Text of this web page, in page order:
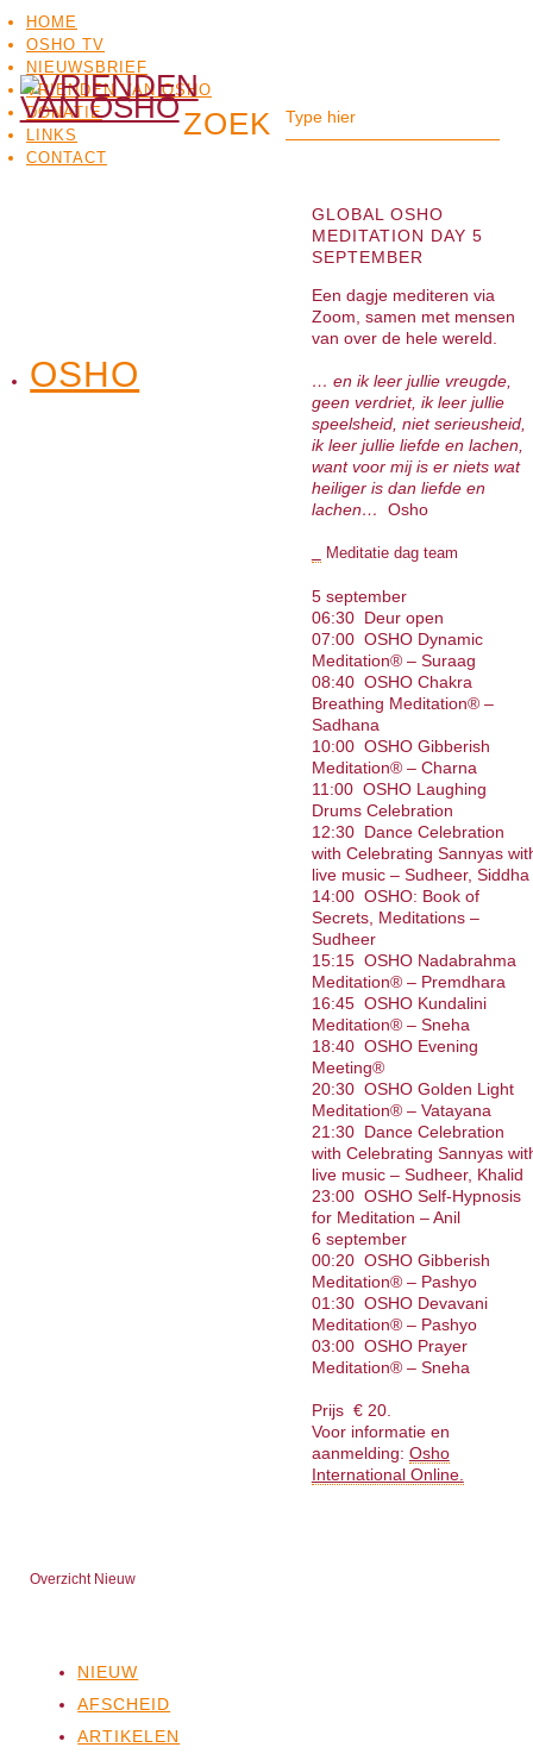
HOME
OSHO TV
NIEUWSBRIEF
VRIENDEN VAN OSHO
DONATIE
LINKS
CONTACT
OSHOOSHO MEDITATIE
GLOBAL OSHO
MEDITATION DAY 5
SEPTEMBER
Een dagje mediteren via
Zoom, samen met mensen
van over de hele wereld.
… en ik leer jullie vreugde,
geen verdriet, ik leer jullie
speelsheid, niet serieusheid,
ik leer jullie liefde en lachen,
want voor mij is er niets wat
heiliger is dan liefde en
lachen… Osho
Meditatie dag team
5 september
06:30 Deur open
07:00 OSHO Dynamic
Meditation® – Suraag
08:40 OSHO Chakra
Breathing Meditation® –
Sadhana
10:00 OSHO Gibberish
Meditation® – Charna
11:00 OSHO Laughing
Drums Celebration
12:30 Dance Celebration
with Celebrating Sannyas
live music – Sudheer, Siddha
14:00 OSHO: Book of
Secrets, Meditations –
Sudheer
15:15 OSHO Nadabrahma
Meditation® – Premdhara
16:45 OSHO Kundalini
Meditation® – Sneha
18:40 OSHO Evening
Meeting®
20:30 OSHO Golden Light
Meditation® – Vatayana
21:30 Dance Celebration
with Celebrating Sannyas
live music – Sudheer, Khalid
23:00 OSHO Self-Hypnosis
for Meditation – Anil
6 september
00:20 OSHO Gibberish
Meditation® – Pashyo
01:30 OSHO Devavani
Meditation® – Pashyo
03:00 OSHO Prayer
Meditation® – Sneha
Prijs € 20.
Voor informatie en
aanmelding: Osho
International Online.
Overzicht Nieuw
NIEUW
AFSCHEID
ARTIKELEN